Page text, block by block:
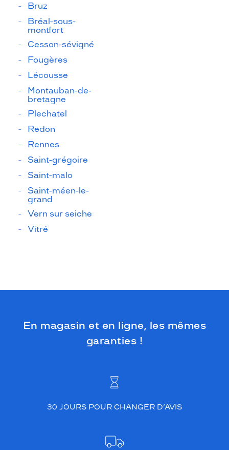
Bruz
Bréal-sous-
montfort
Cesson-sévigné
Fougères
Lécousse
Montauban-de-
bretagne
Plechatel
Redon
Rennes
Saint-grégoire
Saint-malo
Saint-méen-le-
grand
Vern sur seiche
Vitré
En magasin et en ligne, les mêmes
garanties !
30 JOURS POUR CHANGER D’AVIS